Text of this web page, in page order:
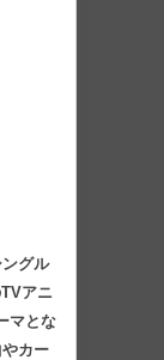
グル
アニ
マとな
カー